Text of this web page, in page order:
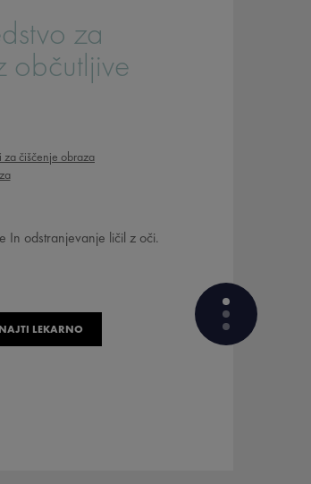
za
občutljive
za čiščenje obraza
In odstranjevanje ličil z oči.
LEKARNO